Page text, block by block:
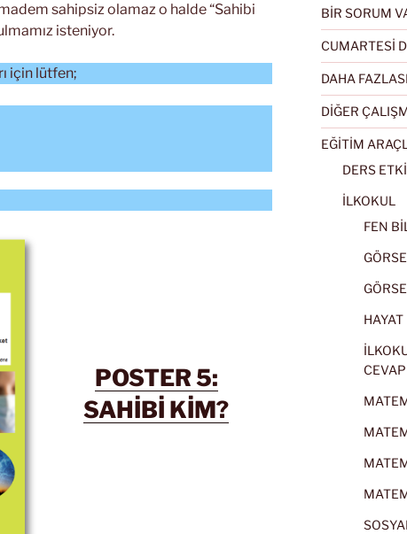
sahipsiz olamaz o halde “Sahibi
isteniyor.
için lütfen;
POSTER 5:
SAHİBİ KİM?
BİR SORUM
CUMARTESİ
DAHA
DİĞER
EĞİTİM
DERS
İLKOKUL
FEN
CEVAP